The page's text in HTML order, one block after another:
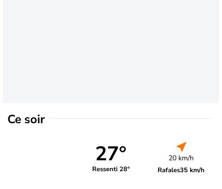
Ce soir
27°
Ressenti 28°
20 km/h
Rafales35 km/h